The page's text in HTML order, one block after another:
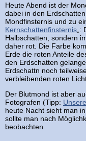
Heute Abend ist der
dabei in den
Mondfinsternis und zu
Kernschattenfinsternis
Halbschatten, sondern
daher rot. Die Farbe
Erde die roten Anteile
den Erdschatten
Erdschattn noch
verbleibenden roten
Der Blutmond ist aber
Fotografen (Tipp:
heute Nacht sieht man
sollte man nach
beobachten.